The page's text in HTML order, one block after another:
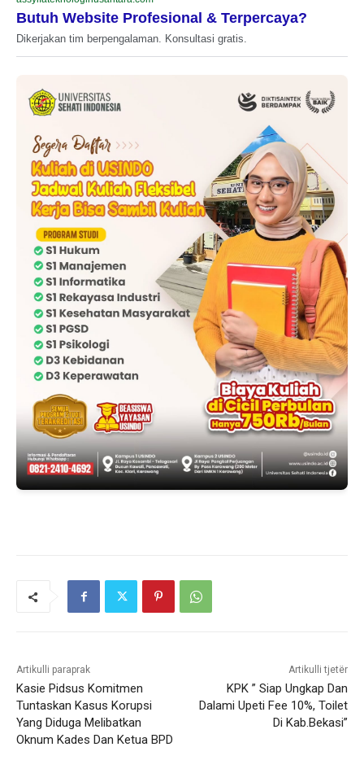
Butuh Website Profesional & Terpercaya?
Dikerjakan tim berpengalaman. Konsultasi gratis.
Artikulli paraprak
Kasie Pidsus Komitmen
Tuntaskan Kasus Korupsi
Yang Diduga Melibatkan
Oknum Kades Dan Ketua BPD
Artikulli tjetër
KPK ” Siap Ungkap Dan
Dalami Upeti Fee 10%, Toilet
Di Kab.Bekasi”